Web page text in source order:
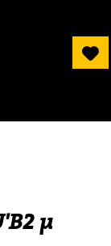
µ